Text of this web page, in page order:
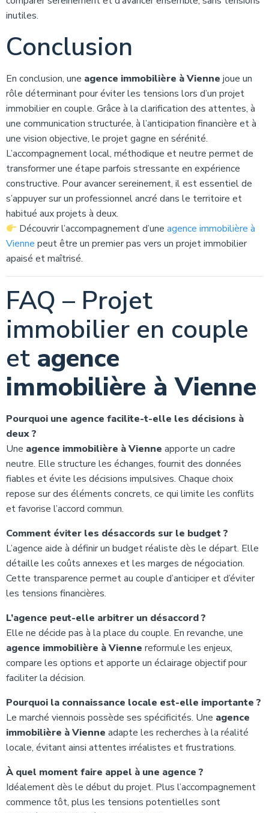
inutiles.
Conclusion
En conclusion, une agence immobilière à Vienne joue un
rôle déterminant pour éviter les tensions lors d’un projet
immobilier en couple. Grâce à la clarification des attentes, à
une communication structurée, à l’anticipation financière et à
une vision objective, le projet gagne en sérénité.
L’accompagnement local, méthodique et neutre permet de
transformer une étape parfois stressante en expérience
constructive. Pour avancer sereinement, il est essentiel de
s’appuyer sur un professionnel ancré dans le territoire et
habitué aux projets à deux.
Découvrir l’accompagnement d’uneagence immobilière à
Vienne peut être un premier pas vers un projet immobilier
apaisé et maîtrisé.
FAQ – Projet
immobilier en couple
et agence
immobilière à Vienne
Pourquoi une agence facilite-t-elle les décisions à
deux ?
Une agence immobilière à Vienne apporte un cadre
neutre. Elle structure les échanges, fournit des données
fiables et évite les décisions impulsives. Chaque choix
repose sur des éléments concrets, ce qui limite les conflits
et favorise l’accord commun.
Comment éviter les désaccords sur le budget ?
L’agence aide à définir un budget réaliste dès le départ. Elle
détaille les coûts annexes et les marges de négociation.
Cette transparence permet au couple d’anticiper et d’éviter
les tensions financières.
L’agence peut-elle arbitrer un désaccord ?
Elle ne décide pas à la place du couple. En revanche, une
agence immobilière à Vienne reformule les enjeux,
compare les options et apporte un éclairage objectif pour
faciliter la décision.
Pourquoi la connaissance locale est-elle importante ?
Le marché viennois possède ses spécificités. Une agence
immobilière à Vienne adapte les recherches à la réalité
locale, évitant ainsi attentes irréalistes et frustrations.
À quel moment faire appel à une agence ?
Idéalement dès le début du projet. Plus l’accompagnement
commence tôt, plus les tensions potentielles sont